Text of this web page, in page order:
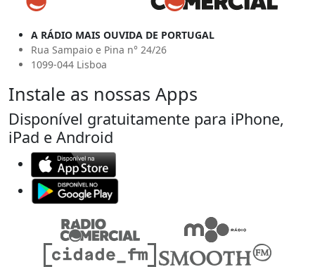
A RÁDIO MAIS OUVIDA DE PORTUGAL
Rua Sampaio e Pina n° 24/26
1099-044 Lisboa
Instale as nossas Apps
Disponível gratuitamente para iPhone,
iPad e Android